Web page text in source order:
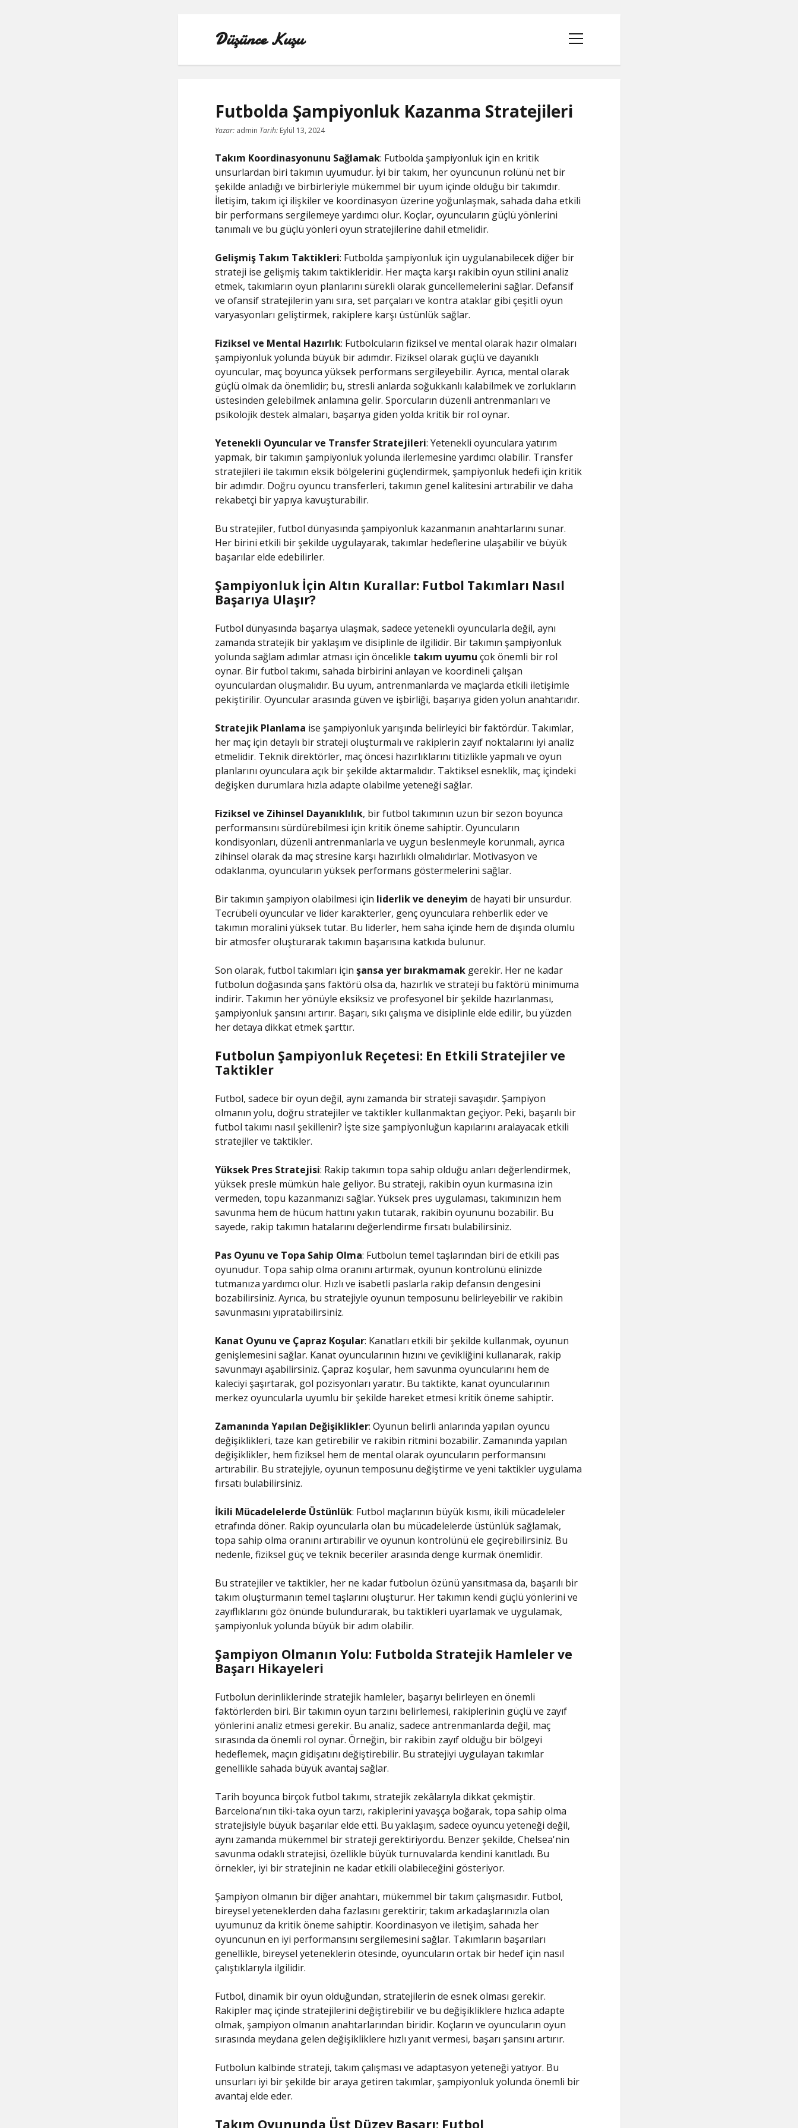
Düşünce Kuşu
menüyü
aç
LINKEDIN TAKIPÇI YÜKSELTME BEDAVA
LISTE
SAYFA LISTESI
TIKTOK IZLENME ARTTIRMA BEDAVA
Futbolda Şampiyonluk Kazanma Stratejileri
Yazar:admin Tarih: Eylül 13, 2024
Takım Koordinasyonunu Sağlamak: Futbolda şampiyonluk için en kritik
unsurlardan biri takımın uyumudur. İyi bir takım, her oyuncunun rolünü net bir
şekilde anladığı ve birbirleriyle mükemmel bir uyum içinde olduğu bir takımdır.
İletişim, takım içi ilişkiler ve koordinasyon üzerine yoğunlaşmak, sahada daha etkili
bir performans sergilemeye yardımcı olur. Koçlar, oyuncuların güçlü yönlerini
tanımalı ve bu güçlü yönleri oyun stratejilerine dahil etmelidir.
Gelişmiş Takım Taktikleri: Futbolda şampiyonluk için uygulanabilecek diğer bir
strateji ise gelişmiş takım taktikleridir. Her maçta karşı rakibin oyun stilini analiz
etmek, takımların oyun planlarını sürekli olarak güncellemelerini sağlar. Defansif
ve ofansif stratejilerin yanı sıra, set parçaları ve kontra ataklar gibi çeşitli oyun
varyasyonları geliştirmek, rakiplere karşı üstünlük sağlar.
Fiziksel ve Mental Hazırlık: Futbolcuların fiziksel ve mental olarak hazır olmaları
şampiyonluk yolunda büyük bir adımdır. Fiziksel olarak güçlü ve dayanıklı
oyuncular, maç boyunca yüksek performans sergileyebilir. Ayrıca, mental olarak
güçlü olmak da önemlidir; bu, stresli anlarda soğukkanlı kalabilmek ve zorlukların
üstesinden gelebilmek anlamına gelir. Sporcuların düzenli antrenmanları ve
psikolojik destek almaları, başarıya giden yolda kritik bir rol oynar.
Yetenekli Oyuncular ve Transfer Stratejileri: Yetenekli oyunculara yatırım
yapmak, bir takımın şampiyonluk yolunda ilerlemesine yardımcı olabilir. Transfer
stratejileri ile takımın eksik bölgelerini güçlendirmek, şampiyonluk hedefi için kritik
bir adımdır. Doğru oyuncu transferleri, takımın genel kalitesini artırabilir ve daha
rekabetçi bir yapıya kavuşturabilir.
Bu stratejiler, futbol dünyasında şampiyonluk kazanmanın anahtarlarını sunar.
Her birini etkili bir şekilde uygulayarak, takımlar hedeflerine ulaşabilir ve büyük
başarılar elde edebilirler.
Şampiyonluk İçin Altın Kurallar: Futbol Takımları Nasıl
Başarıya Ulaşır?
Futbol dünyasında başarıya ulaşmak, sadece yetenekli oyuncularla değil, aynı
zamanda stratejik bir yaklaşım ve disiplinle de ilgilidir. Bir takımın şampiyonluk
yolunda sağlam adımlar atması için öncelikle takım uyumu çok önemli bir rol
oynar. Bir futbol takımı, sahada birbirini anlayan ve koordineli çalışan
oyunculardan oluşmalıdır. Bu uyum, antrenmanlarda ve maçlarda etkili iletişimle
pekiştirilir. Oyuncular arasında güven ve işbirliği, başarıya giden yolun anahtarıdır.
Stratejik Planlama ise şampiyonluk yarışında belirleyici bir faktördür. Takımlar,
her maç için detaylı bir strateji oluşturmalı ve rakiplerin zayıf noktalarını iyi analiz
etmelidir. Teknik direktörler, maç öncesi hazırlıklarını titizlikle yapmalı ve oyun
planlarını oyunculara açık bir şekilde aktarmalıdır. Taktiksel esneklik, maç içindeki
değişken durumlara hızla adapte olabilme yeteneği sağlar.
Fiziksel ve Zihinsel Dayanıklılık, bir futbol takımının uzun bir sezon boyunca
performansını sürdürebilmesi için kritik öneme sahiptir. Oyuncuların
kondisyonları, düzenli antrenmanlarla ve uygun beslenmeyle korunmalı, ayrıca
zihinsel olarak da maç stresine karşı hazırlıklı olmalıdırlar. Motivasyon ve
odaklanma, oyuncuların yüksek performans göstermelerini sağlar.
Bir takımın şampiyon olabilmesi için liderlik ve deneyim de hayati bir unsurdur.
Tecrübeli oyuncular ve lider karakterler, genç oyunculara rehberlik eder ve
takımın moralini yüksek tutar. Bu liderler, hem saha içinde hem de dışında olumlu
bir atmosfer oluşturarak takımın başarısına katkıda bulunur.
Son olarak, futbol takımları için şansa yer bırakmamakgerekir. Her ne kadar
futbolun doğasında şans faktörü olsa da, hazırlık ve strateji bu faktörü minimuma
indirir. Takımın her yönüyle eksiksiz ve profesyonel bir şekilde hazırlanması,
şampiyonluk şansını artırır. Başarı, sıkı çalışma ve disiplinle elde edilir, bu yüzden
her detaya dikkat etmek şarttır.
Futbolun Şampiyonluk Reçetesi: En Etkili Stratejiler ve
Taktikler
Futbol, sadece bir oyun değil, aynı zamanda bir strateji savaşıdır. Şampiyon
olmanın yolu, doğru stratejiler ve taktikler kullanmaktan geçiyor. Peki, başarılı bir
futbol takımı nasıl şekillenir? İşte size şampiyonluğun kapılarını aralayacak etkili
stratejiler ve taktikler.
Yüksek Pres Stratejisi: Rakip takımın topa sahip olduğu anları değerlendirmek,
yüksek presle mümkün hale geliyor. Bu strateji, rakibin oyun kurmasına izin
vermeden, topu kazanmanızı sağlar. Yüksek pres uygulaması, takımınızın hem
savunma hem de hücum hattını yakın tutarak, rakibin oyununu bozabilir. Bu
sayede, rakip takımın hatalarını değerlendirme fırsatı bulabilirsiniz.
Pas Oyunu ve Topa Sahip Olma: Futbolun temel taşlarından biri de etkili pas
oyunudur. Topa sahip olma oranını artırmak, oyunun kontrolünü elinizde
tutmanıza yardımcı olur. Hızlı ve isabetli paslarla rakip defansın dengesini
bozabilirsiniz. Ayrıca, bu stratejiyle oyunun temposunu belirleyebilir ve rakibin
savunmasını yıpratabilirsiniz.
Kanat Oyunu ve Çapraz Koşular: Kanatları etkili bir şekilde kullanmak, oyunun
genişlemesini sağlar. Kanat oyuncularının hızını ve çevikliğini kullanarak, rakip
savunmayı aşabilirsiniz. Çapraz koşular, hem savunma oyuncularını hem de
kaleciyi şaşırtarak, gol pozisyonları yaratır. Bu taktikte, kanat oyuncularının
merkez oyuncularla uyumlu bir şekilde hareket etmesi kritik öneme sahiptir.
Zamanında Yapılan Değişiklikler: Oyunun belirli anlarında yapılan oyuncu
değişiklikleri, taze kan getirebilir ve rakibin ritmini bozabilir. Zamanında yapılan
değişiklikler, hem fiziksel hem de mental olarak oyuncuların performansını
artırabilir. Bu stratejiyle, oyunun temposunu değiştirme ve yeni taktikler uygulama
fırsatı bulabilirsiniz.
İkili Mücadelelerde Üstünlük: Futbol maçlarının büyük kısmı, ikili mücadeleler
etrafında döner. Rakip oyuncularla olan bu mücadelelerde üstünlük sağlamak,
topa sahip olma oranını artırabilir ve oyunun kontrolünü ele geçirebilirsiniz. Bu
nedenle, fiziksel güç ve teknik beceriler arasında denge kurmak önemlidir.
Bu stratejiler ve taktikler, her ne kadar futbolun özünü yansıtmasa da, başarılı bir
takım oluşturmanın temel taşlarını oluşturur. Her takımın kendi güçlü yönlerini ve
zayıflıklarını göz önünde bulundurarak, bu taktikleri uyarlamak ve uygulamak,
şampiyonluk yolunda büyük bir adım olabilir.
Şampiyon Olmanın Yolu: Futbolda Stratejik Hamleler ve
Başarı Hikayeleri
Futbolun derinliklerinde stratejik hamleler, başarıyı belirleyen en önemli
faktörlerden biri. Bir takımın oyun tarzını belirlemesi, rakiplerinin güçlü ve zayıf
yönlerini analiz etmesi gerekir. Bu analiz, sadece antrenmanlarda değil, maç
sırasında da önemli rol oynar. Örneğin, bir rakibin zayıf olduğu bir bölgeyi
hedeflemek, maçın gidişatını değiştirebilir. Bu stratejiyi uygulayan takımlar
genellikle sahada büyük avantaj sağlar.
Tarih boyunca birçok futbol takımı, stratejik zekâlarıyla dikkat çekmiştir.
Barcelona’nın tiki-taka oyun tarzı, rakiplerini yavaşça boğarak, topa sahip olma
stratejisiyle büyük başarılar elde etti. Bu yaklaşım, sadece oyuncu yeteneği değil,
aynı zamanda mükemmel bir strateji gerektiriyordu. Benzer şekilde, Chelsea'nin
savunma odaklı stratejisi, özellikle büyük turnuvalarda kendini kanıtladı. Bu
örnekler, iyi bir stratejinin ne kadar etkili olabileceğini gösteriyor.
Şampiyon olmanın bir diğer anahtarı, mükemmel bir takım çalışmasıdır. Futbol,
bireysel yeteneklerden daha fazlasını gerektirir; takım arkadaşlarınızla olan
uyumunuz da kritik öneme sahiptir. Koordinasyon ve iletişim, sahada her
oyuncunun en iyi performansını sergilemesini sağlar. Takımların başarıları
genellikle, bireysel yeteneklerin ötesinde, oyuncuların ortak bir hedef için nasıl
çalıştıklarıyla ilgilidir.
Futbol, dinamik bir oyun olduğundan, stratejilerin de esnek olması gerekir.
Rakipler maç içinde stratejilerini değiştirebilir ve bu değişikliklere hızlıca adapte
olmak, şampiyon olmanın anahtarlarından biridir. Koçların ve oyuncuların oyun
sırasında meydana gelen değişikliklere hızlı yanıt vermesi, başarı şansını artırır.
Futbolun kalbinde strateji, takım çalışması ve adaptasyon yeteneği yatıyor. Bu
unsurları iyi bir şekilde bir araya getiren takımlar, şampiyonluk yolunda önemli bir
avantaj elde eder.
Takım Oyununda Üst Düzey Başarı: Futbol